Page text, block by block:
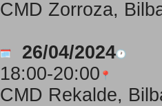
CMD Zorroza,
26/04/2024
18:00-20:00
CMD Rekalde,